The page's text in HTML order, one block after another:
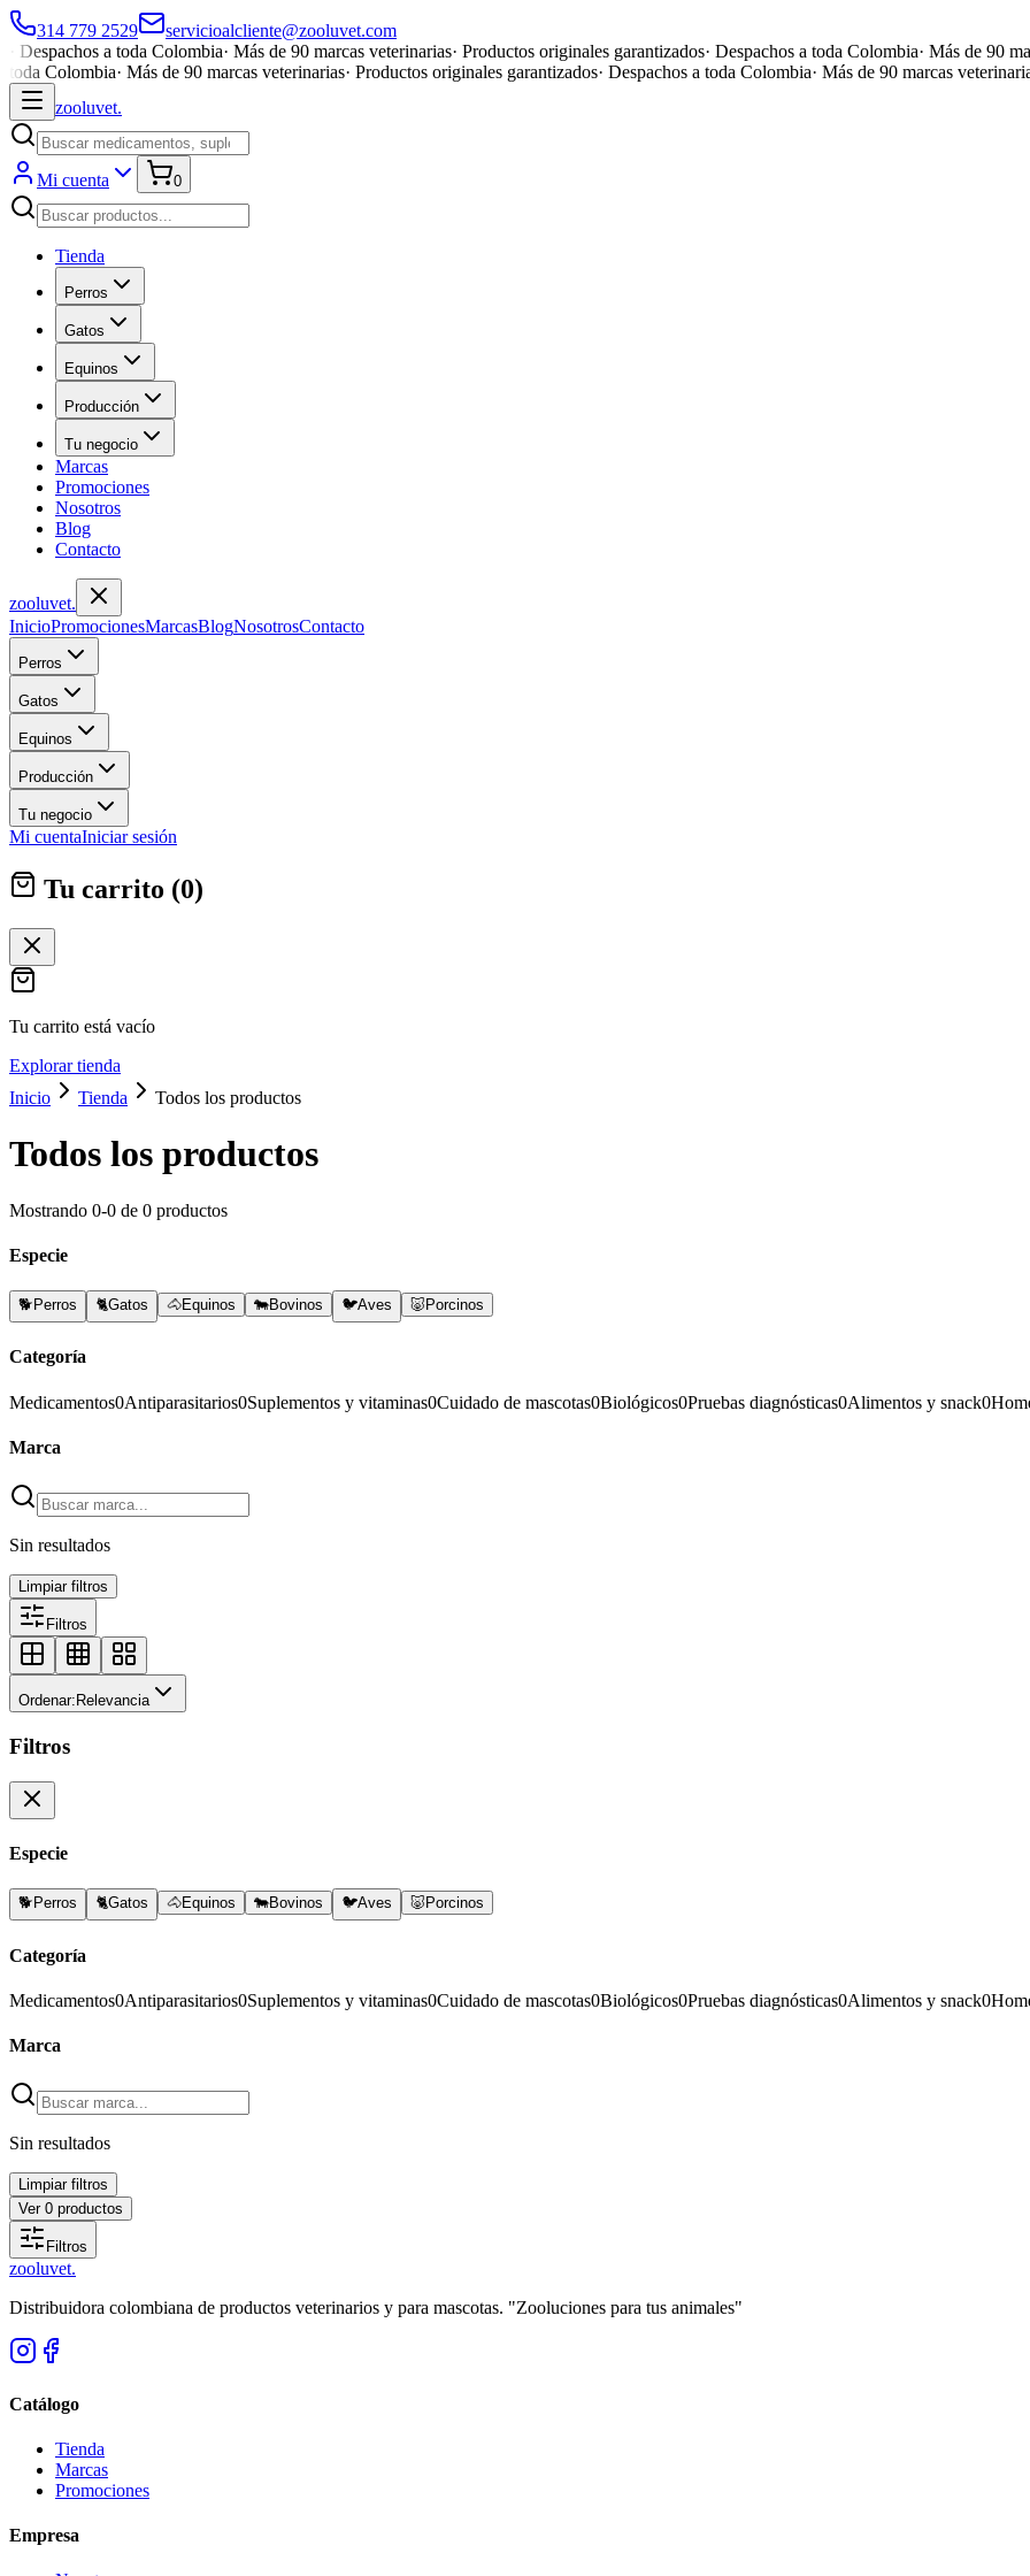
314 779 2529
servicioalcliente@zooluvet.com
Despachos a toda Colombia· Más de 90 marcas veterinarias· Productos originales garantizados· Despachos a toda Colombia· Más de 90
toda Colombia· Más de 90 marcas veterinarias· Productos originales garantizados· Despachos a toda Colombia· Más de 90 marcas
zooluvet.
Mi cuenta 0
Tienda
Perros
Gatos
Equinos
Producción
Tu negocio
Marcas
Promociones
Nosotros
Blog
Contacto
zooluvet.
InicioPromocionesMarcasBlogNosotrosContacto
Perros
Gatos
Equinos
Producción
Tu negocio
Mi cuentaIniciar sesión
Tu carrito (0)
Tu carrito está vacío
Explorar tienda
Inicio
Tienda Todos los productos
Todos los productos
Mostrando 0-0 de 0 productos
Especie
🐕 Perros 🐈Gatos 🐴Equinos 🐄Bovinos 🐦Aves 🐷 Porcinos
Categoría
Medicamentos0Antiparasitarios0Suplementos y vitaminas0Cuidado de mascotas0Biológicos0Pruebas diagnósticas0Alimentos y snack0
Marca
Sin resultados
Limpiar filtros
Filtros
Ordenar: Relevancia
Filtros
Especie
🐕 Perros 🐈Gatos 🐴Equinos 🐄Bovinos 🐦Aves 🐷 Porcinos
Categoría
Medicamentos0Antiparasitarios0Suplementos y vitaminas0Cuidado de mascotas0Biológicos0Pruebas diagnósticas0Alimentos y snack0
Marca
Sin resultados
Limpiar filtros
Ver 0 productos
Filtros
zooluvet.
Distribuidora colombiana de productos veterinarios y para mascotas. "Zooluciones para tus animales"
Catálogo
Tienda
Marcas
Promociones
Empresa